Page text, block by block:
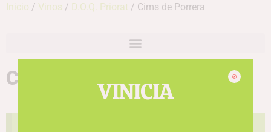
Inicio / Vinos / D.O.Q. Priorat / Cims de Porrera
Cims de Porrera
VINICIA